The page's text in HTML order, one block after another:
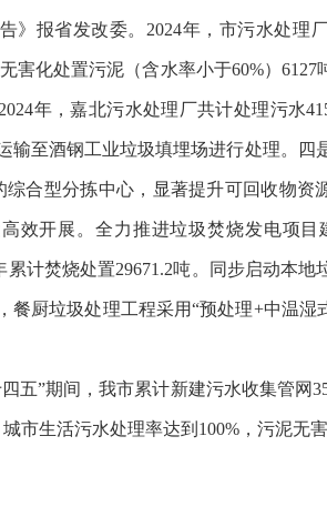
》报省发改委。2024年，市污水处理
害化处置污泥（含水率小于60%）
年，嘉北污水处理厂共计处理污水
输至酒钢工业垃圾填埋场进行处理。
综合型分拣中心，显著提升可回收物资
效开展。全力推进垃圾焚烧发电项
累计焚烧处置29671.2吨。同步启动本
餐厨垃圾处理工程采用“预处理+中温
五”期间，我市累计新建污水收集管网
市生活污水处理率达到100%，污泥无